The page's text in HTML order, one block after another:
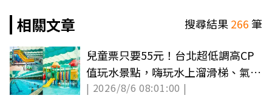
相關文章
搜尋結果266筆
兒童票只要55元！台北超低調高CP
值玩水景點，嗨玩水上溜滑梯、氣墊
滑水道
| 2026/8/6 08:01:00 |